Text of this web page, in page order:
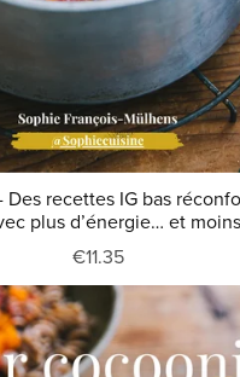
recettes IG bas
plus d’énergie… et
€11.35